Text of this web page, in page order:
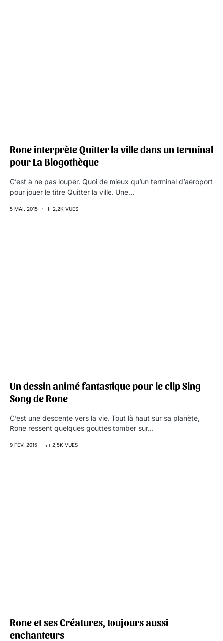
Rone interprète Quitter la ville dans un terminal
pour La Blogothèque
C’est à ne pas louper. Quoi de mieux qu’un terminal d’aéroport
pour jouer le titre Quitter la ville. Une…
5 MAI. 2015 2,2K VUES
Un dessin animé fantastique pour le clip Sing
Song de Rone
C’est une descente vers la vie. Tout là haut sur sa planète,
Rone ressent quelques gouttes tomber sur…
9 FÉV. 2015 2,5K VUES
Rone et ses Créatures, toujours aussi
enchanteurs